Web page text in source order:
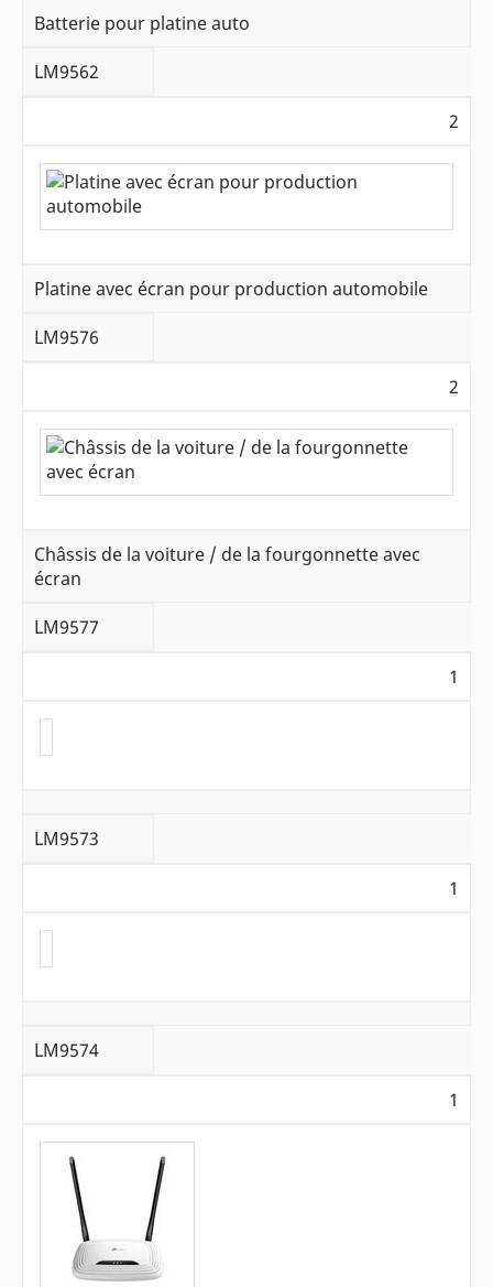
Batterie pour platine auto
LM9562
2
Platine avec écran pour production automobile
LM9576
2
Châssis de la voiture / de la fourgonnette avec
écran
LM9577
1
LM9573
1
LM9574
1